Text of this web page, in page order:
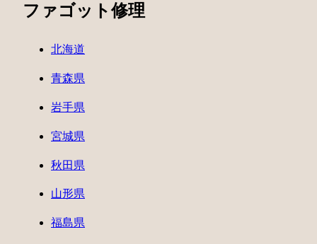
ファゴット修理
北海道
青森県
岩手県
宮城県
秋田県
山形県
福島県